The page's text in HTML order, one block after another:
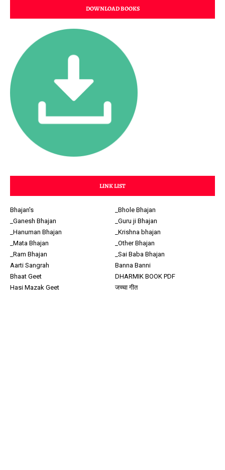
DOWNLOAD BOOKS
LINK LIST
Bhajan's
_Bhole Bhajan
_Ganesh Bhajan
_Guru ji Bhajan
_Hanuman Bhajan
_Krishna bhajan
_Mata Bhajan
_Other Bhajan
_Ram Bhajan
_Sai Baba Bhajan
Aarti Sangrah
Banna Banni
Bhaat Geet
DHARMIK BOOK PDF
Hasi Mazak Geet
जच्चा गीत